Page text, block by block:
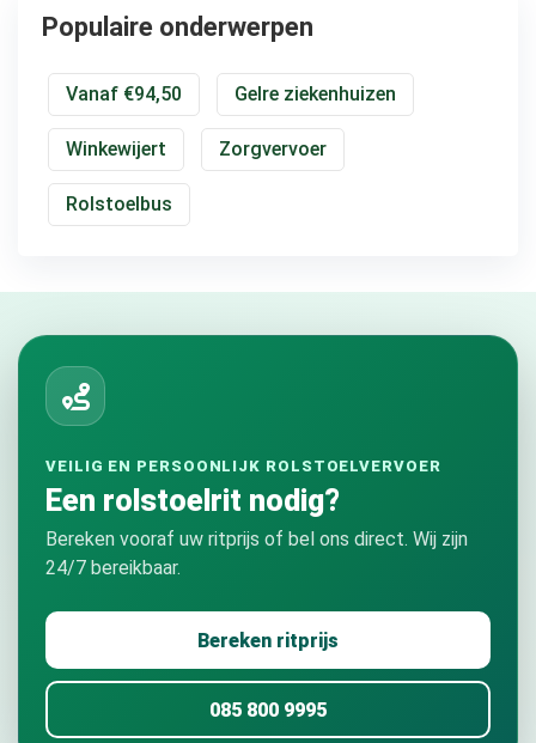
Populaire onderwerpen
Vanaf €94,50 Gelre ziekenhuizen
Winkewijert Zorgvervoer
Rolstoelbus
VEILIG EN PERSOONLIJK ROLSTOELVERVOER
Een rolstoelrit nodig?
Bereken vooraf uw ritprijs of bel ons direct. Wij zijn
24/7 bereikbaar.
Bereken ritprijs
085 800 9995